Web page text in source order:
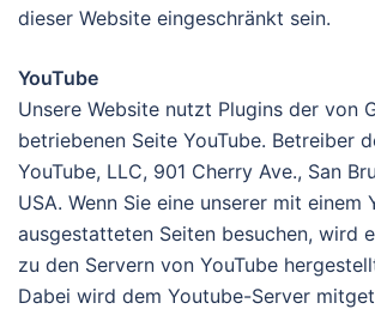
dieser Website eingeschränkt sein.
YouTube
Unsere Website nutzt Plugins der von
betriebenen Seite YouTube. Betreiber
YouTube, LLC, 901 Cherry Ave., San
USA. Wenn Sie eine unserer mit einem
ausgestatteten Seiten besuchen, wird
zu den Servern von YouTube
Dabei wird dem Youtube-Server